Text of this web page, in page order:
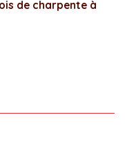
de charpente à